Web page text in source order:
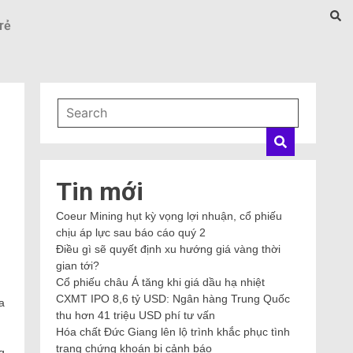
Tin mới
Coeur Mining hụt kỳ vọng lợi nhuận, cổ phiếu
chịu áp lực sau báo cáo quý 2
Điều gì sẽ quyết định xu hướng giá vàng thời
gian tới?
Cổ phiếu châu Á tăng khi giá dầu hạ nhiệt
CXMT IPO 8,6 tỷ USD: Ngân hàng Trung Quốc
thu hơn 41 triệu USD phí tư vấn
Hóa chất Đức Giang lên lộ trình khắc phục tình
trạng chứng khoán bị cảnh báo